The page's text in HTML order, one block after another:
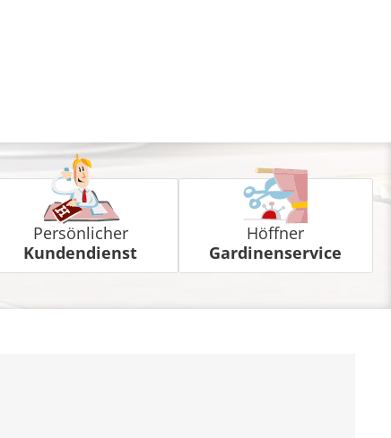
Persönlicher
Kundendienst
Höffner
Gardinenservice